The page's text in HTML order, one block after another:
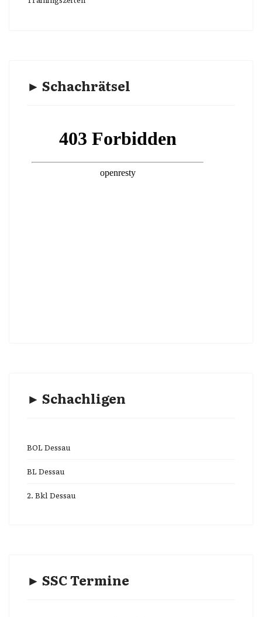
► Schachrätsel
► Schachligen
BOL Dessau
BL Dessau
2. Bkl Dessau
► SSC Termine